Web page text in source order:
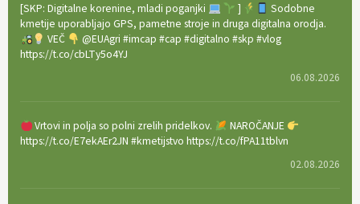
[SKP: Digitalne korenine, mladi poganjki ]
Sodobne
kmetije uporabljajo GPS, pametne stroje in druga digitalna orodja.
VEČ
@EUAgri #imcap #cap #digitalno #skp #vlog
https://t.co/cbLTy5o4YJ
06.08.2026
Vrtovi in polja so polni zrelih pridelkov.
NAROČANJE
https://t.co/E7ekAEr2JN #kmetijstvo https://t.co/fPA11tblvn
02.08.2026